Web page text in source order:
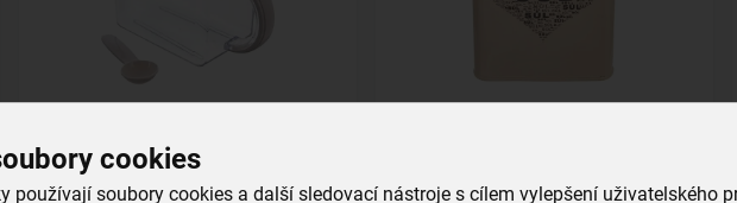
cookies
používají soubory cookies a další sledovací nástroje s cílem vylepšení uživatelského
skladem skladem